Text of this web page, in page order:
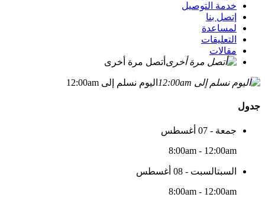
خدمة التوصيل
إتصل بنا
لمساعدة
التعليقات
مقالات
أتصل مرة أخرى
اليوم نسلم إلى 12:00am
جدول
جمعة - 07 أغسطس
8:00am - 12:00am
السبتالسبت - 08 أغسطس
8:00am - 12:00am